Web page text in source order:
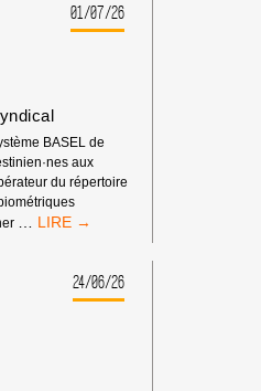
01/07/26
BASEL de
aux
du répertoire
BOYCOTT
MATÉRIEL
SYNDICAL
24/06/26